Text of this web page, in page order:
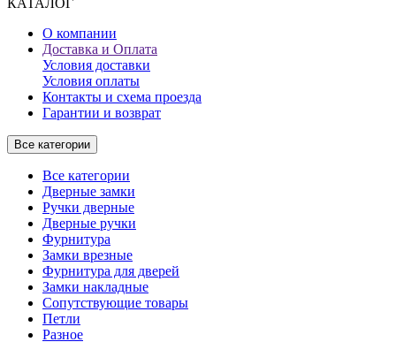
КАТАЛОГ
О компании
Доставка и Оплата
Условия доставки
Условия оплаты
Контакты и схема проезда
Гарантии и возврат
Все категории
Все категории
Дверные замки
Ручки дверные
Дверные ручки
Фурнитура
Замки врезные
Фурнитура для дверей
Замки накладные
Сопутствующие товары
Петли
Разное